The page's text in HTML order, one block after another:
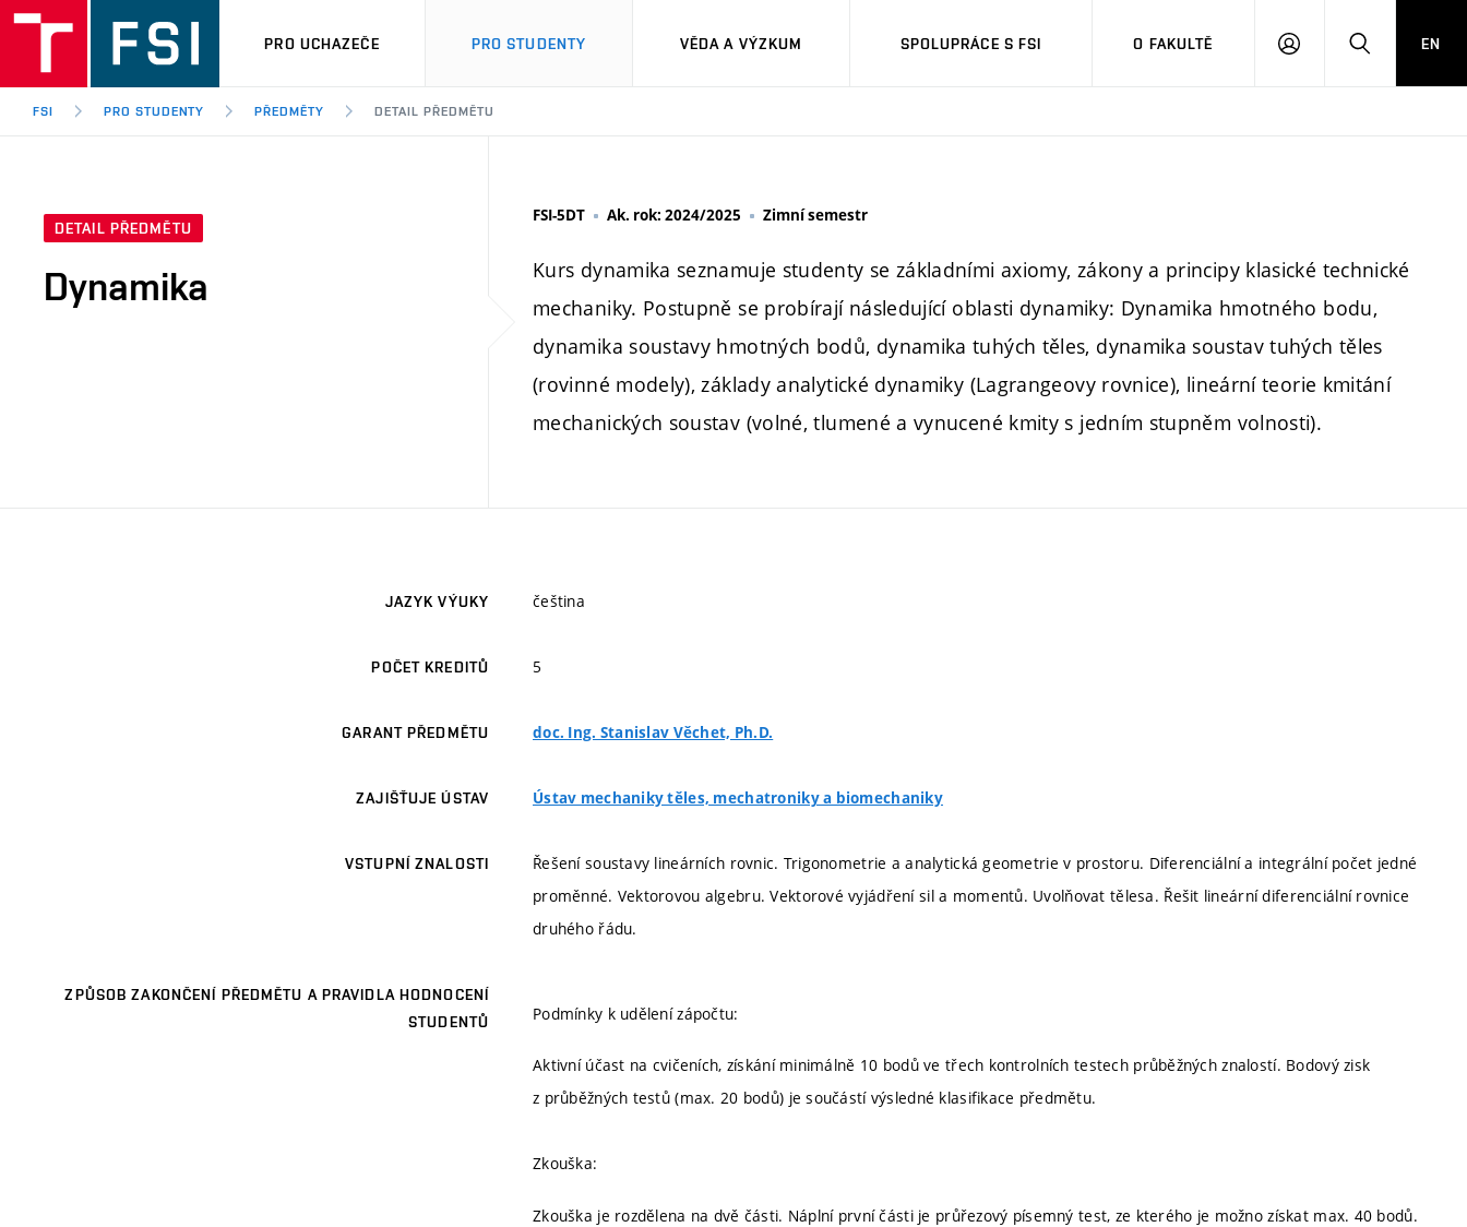
PRO UCHAZEČE PRO STUDENTY VĚDA A VÝZKUM SPOLUPRÁCE S FSI O FAKULTĚ
PŘIHLÁŠENÍHLEDAT
EN
FSI PRO STUDENTY PŘEDMĚTY DETAIL PŘEDMĚTU
DETAIL PŘEDMĚTU
Dynamika
FSI-5DT Ak. rok: 2024/2025 Zimní semestr
Kurs dynamika seznamuje studenty se základními axiomy, zákony a principy klasické technické
mechaniky. Postupně se probírají následující oblasti dynamiky: Dynamika hmotného bodu,
dynamika soustavy hmotných bodů, dynamika tuhých těles, dynamika soustav tuhých těles
(rovinné modely), základy analytické dynamiky (Lagrangeovy rovnice), lineární teorie kmitání
mechanických soustav (volné, tlumené a vynucené kmity s jedním stupněm volnosti).
JAZYK VÝUKY čeština
POČET KREDITŮ 5
GARANT PŘEDMĚTU doc. Ing. Stanislav Věchet, Ph.D.
ZAJIŠŤUJE ÚSTAV Ústav mechaniky těles, mechatroniky a biomechaniky
VSTUPNÍ ZNALOSTI
Řešení soustavy lineárních rovnic. Trigonometrie a analytická geometrie v prostoru. Diferenciální a integrální počet jedné
proměnné. Vektorovou algebru. Vektorové vyjádření sil a momentů. Uvolňovat tělesa. Řešit lineární diferenciální rovnice
druhého řádu.
ZPŮSOB ZAKONČENÍ PŘEDMĚTU A PRAVIDLA HODNOCENÍ
STUDENTŮ
Podmínky k udělení zápočtu:
Aktivní účast na cvičeních, získání minimálně 10 bodů ve třech kontrolních testech průběžných znalostí. Bodový zisk
z průběžných testů (max. 20 bodů) je součástí výsledné klasifikace předmětu.
Zkouška:
Zkouška je rozdělena na dvě části. Náplní první části je průřezový písemný test, ze kterého je možno získat max. 40 bodů.